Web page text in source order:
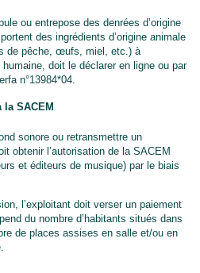
ou entrepose des denrées d’origine
des ingrédients d’origine animale
de pêche, œufs, miel, etc.) à
doit le déclarer en ligne ou par
n°13984*04.
la SACEM
sonore ou retransmettre un
obtenir l’autorisation de la SACEM
et éditeurs de musique) par le biais
l’exploitant doit verser un paiement
du nombre d’habitants situés dans
de places assises en salle et/ou en